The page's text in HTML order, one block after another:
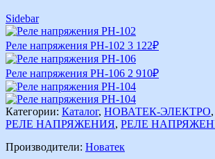
Sidebar
Реле напряжения РН-102 3 122₽
Реле напряжения РН-106 2 910₽
Категории: Каталог, НОВАТЕК-ЭЛЕКТРО,
РЕЛЕ НАПРЯЖЕНИЯ, РЕЛЕ
Производители: Новатек